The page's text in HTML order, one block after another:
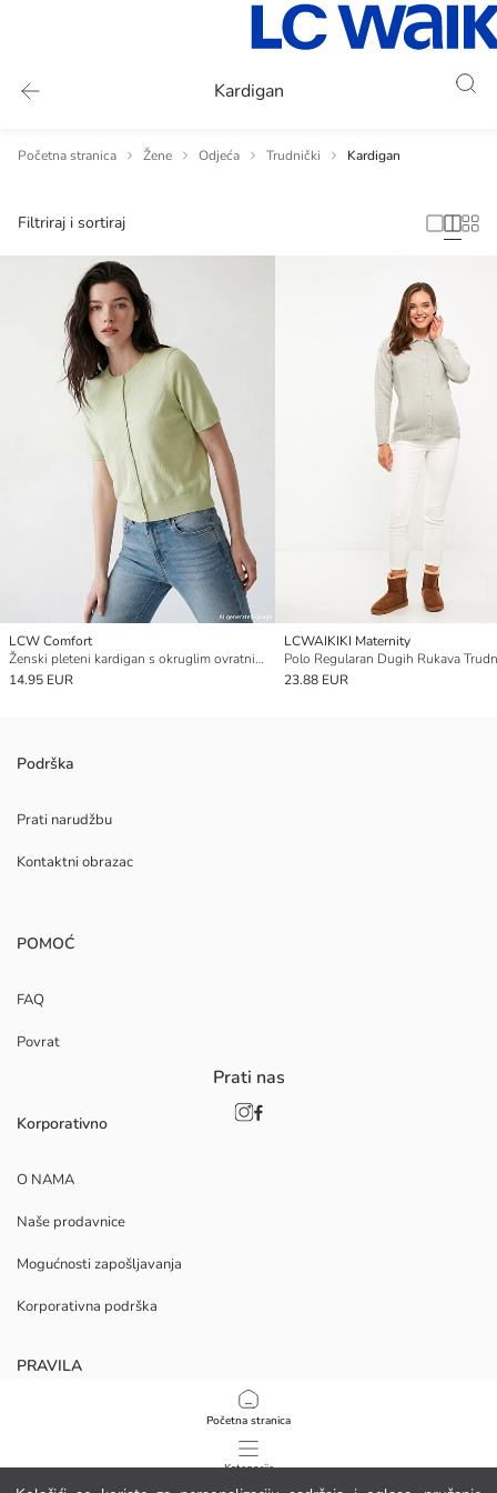
Kardigan
Početna stranica
Kategorije
Početna stranica Žene Odjeća Trudnički Kardigan
Filtriraj i sortiraj
LCW Comfort
Ženski pleteni kardigan s okruglim ovratnikom
14.95 EUR
LCWAIKIKI Maternity
23.88 EUR
Podrška
Prati narudžbu
Kontaktni obrazac
POMOĆ
FAQ
Povrat
Korporativno
O NAMA
Naše prodavnice
Mogućnosti zapošljavanja
Korporativna podrška
PRAVILA
Politika privatnosti i sigurnosti podataka
Uvjeti korištenja
Prati nas